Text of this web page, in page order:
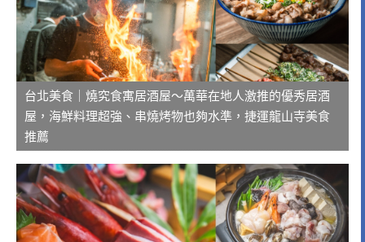
台北美食｜燒究食寓居酒屋～萬華在地人激推的優秀居酒
屋，海鮮料理超強、串燒烤物也夠水準，捷運龍山寺美食
推薦